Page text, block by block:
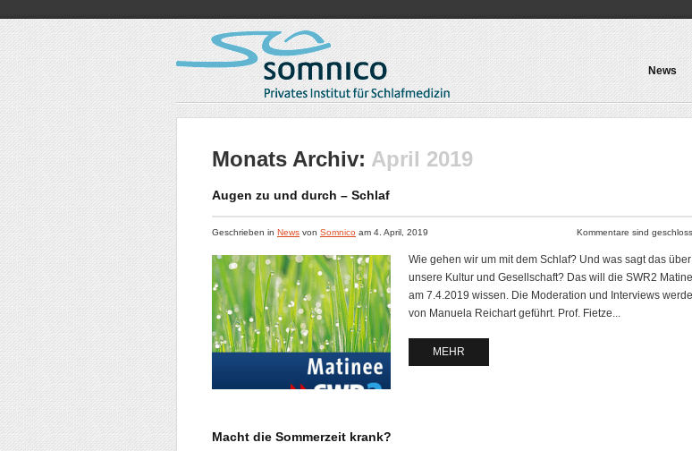
News
Monats Archiv: April 2019
Augen zu und durch – Schlaf
Geschrieben in News von Somnico am 4. April, 2019 Kommentare sind
Wie gehen wir um mit dem Schlaf? Und was sagt das über
unsere Kultur und Gesellschaft? Das will die SWR2
am 7.4.2019 wissen. Die Moderation und Interviews
von Manuela Reichart geführt. Prof. Fietze...
MEHR
Macht die Sommerzeit krank?